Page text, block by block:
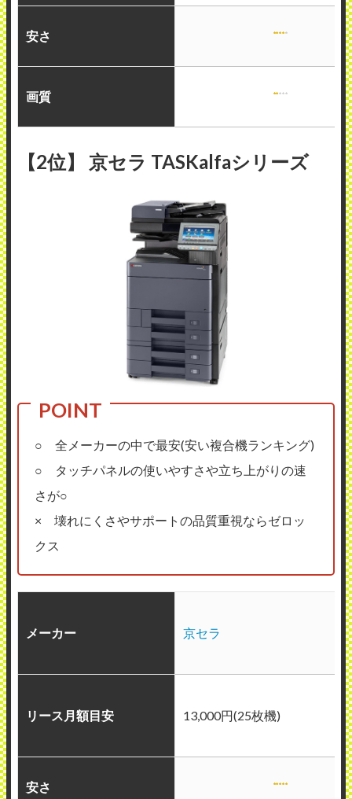
安さ
画質
【2位】 京セラ TASKalfaシリーズ
○ 全メーカーの中で最安(安い複合機ランキング)
○ タッチパネルの使いやすさや立ち上がりの速
さが○
× 壊れにくさやサポートの品質重視ならゼロッ
クス
メーカー 京セラ
リース月額目安 13,000円(25枚機)
安さ